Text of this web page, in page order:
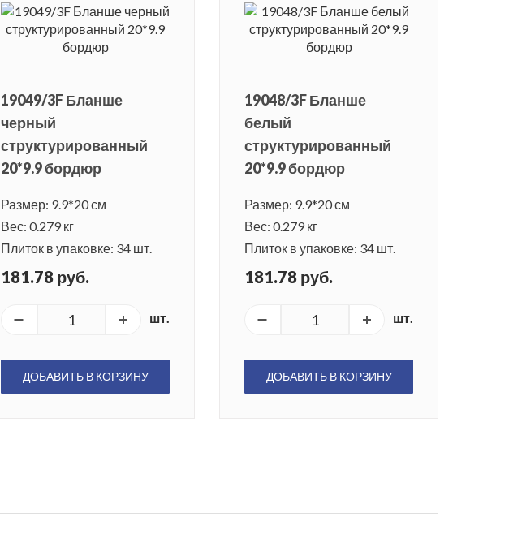
19049/3F Бланше
черный
структурированный
20*9.9 бордюр
Размер: 9.9*20 см
Вес: 0.279 кг
Плиток в упаковке: 34 шт.
181.78 руб.
шт.
ДОБАВИТЬ В КОРЗИНУ
19048/3F Бланше
белый
структурированный
20*9.9 бордюр
Размер: 9.9*20 см
Вес: 0.279 кг
Плиток в упаковке: 34 шт.
181.78 руб.
шт.
ДОБАВИТЬ В КОРЗИНУ